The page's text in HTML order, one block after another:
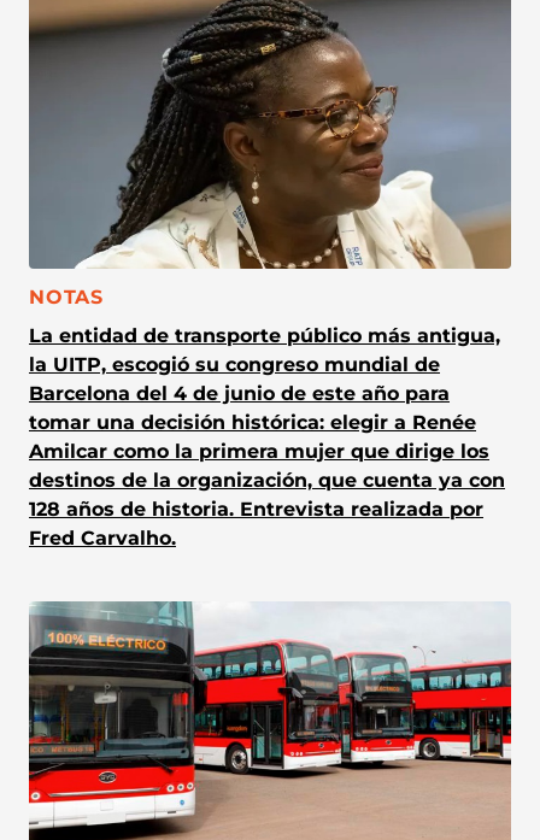
CATEGORÍA:
NOTAS
La entidad de transporte público más antigua,
la UITP, escogió su congreso mundial de
Barcelona del 4 de junio de este año para
tomar una decisión histórica: elegir a Renée
Amilcar como la primera mujer que dirige los
destinos de la organización, que cuenta ya con
128 años de historia. Entrevista realizada por
Fred Carvalho.